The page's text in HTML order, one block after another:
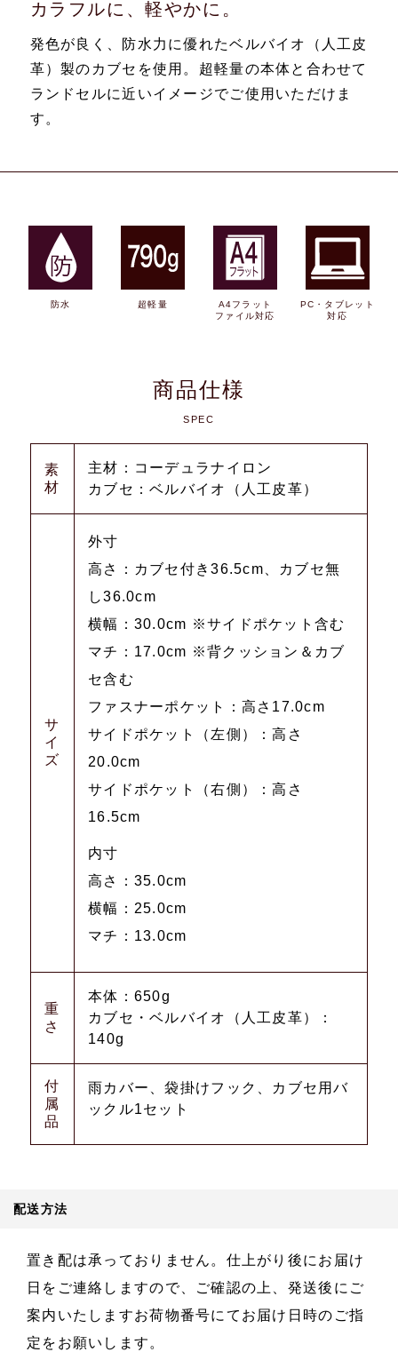
カラフルに、軽やかに。
発色が良く、防水力に優れたベルバイオ（人工皮
革）製のカブセを使用。超軽量の本体と合わせて
ランドセルに近いイメージでご使用いただけま
す。
防水 超軽量
A4フラット
ファイル対応
PC・タブレット
対応
商品仕様
SPEC
素
材
主材：コーデュラナイロン
カブセ：ベルバイオ（人工皮革）
サ
イ
ズ
外寸
高さ：カブセ付き36.5cm、カブセ無
し36.0cm
横幅：30.0cm ※サイドポケット含む
マチ：17.0cm ※背クッション＆カブ
セ含む
ファスナーポケット：高さ17.0cm
サイドポケット（左側）：高さ
20.0cm
サイドポケット（右側）：高さ
16.5cm
内寸
高さ：35.0cm
横幅：25.0cm
マチ：13.0cm
重
さ
本体：650g
カブセ・ベルバイオ（人工皮革）：
140g
付
属
品
雨カバー、袋掛けフック、カブセ用バ
ックル1セット
配送方法
置き配は承っておりません。仕上がり後にお届け
日をご連絡しますので、ご確認の上、発送後にご
案内いたしますお荷物番号にてお届け日時のご指
定をお願いします。